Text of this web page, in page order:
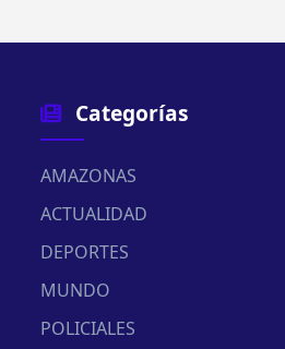
Categorías
AMAZONAS
ACTUALIDAD
DEPORTES
MUNDO
POLICIALES